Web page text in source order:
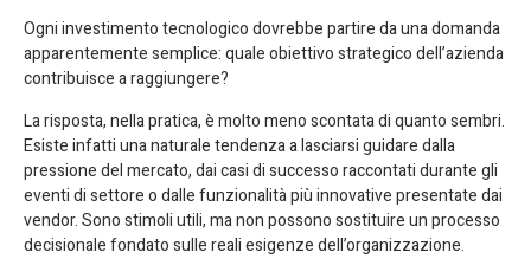
Ogni investimento tecnologico dovrebbe partire da una domanda
apparentemente semplice: quale obiettivo strategico dell’azienda
contribuisce a raggiungere?
La risposta, nella pratica, è molto meno scontata di quanto sembri.
Esiste infatti una naturale tendenza a lasciarsi guidare dalla
pressione del mercato, dai casi di successo raccontati durante gli
eventi di settore o dalle funzionalità più innovative presentate dai
vendor. Sono stimoli utili, ma non possono sostituire un processo
decisionale fondato sulle reali esigenze dell’organizzazione.